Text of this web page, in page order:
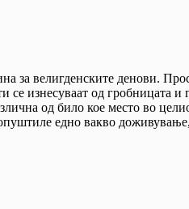
за велигденските денови.
изнесуваат од гробницата
од било кое место во
едно вакво